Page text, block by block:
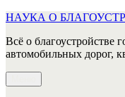
Перейти
содержимому
НАУКА О
Всё о благоустройстве
автомобильных дорог,